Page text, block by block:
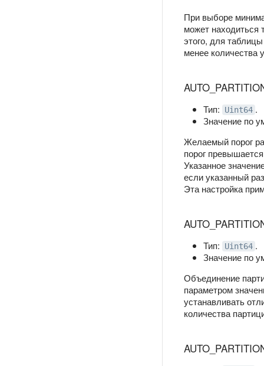
При выборе
может находиться
этого, для
менее количества
Тип: Uint64 .
Значение по
Желаемый порог
порог
Указанное
если указанный
Эта настройка
Тип: Uint64 .
Значение по
Объединение
параметром
устанавливать
количества